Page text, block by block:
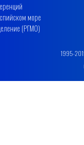
море
(РГМО)
1995-